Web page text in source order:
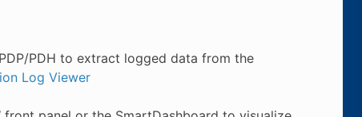
PDH to extract logged data from the
Log Viewer